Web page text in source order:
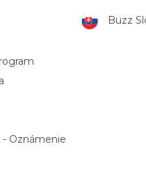
Oznámenie
Buzz